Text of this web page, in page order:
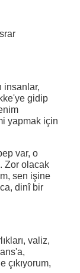
insanlar,
gidip
yapmak için
var, o
Zor olacak
sen işine
dinî bir
valiz,
çıkıyorum,